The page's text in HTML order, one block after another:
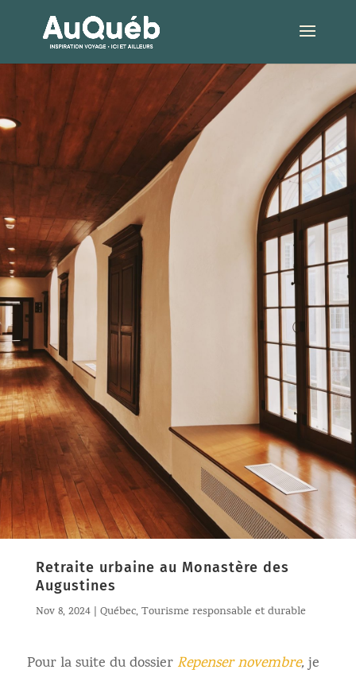
Retraite urbaine au Monastère des
Augustines
Nov 8, 2024| Québec,Tourisme responsable et durable
Pour la suite du dossier Repenser novembre,je